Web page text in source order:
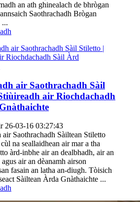
an ath ghinealach de bhrògan
Saothrachadh Brògan
...
air Saothrachadh Sàil
air Riochdachadh
26-03-16 03:27:43
air Saothrachadh Sàiltean Stiletto
na seallaidhean air mar a tha
àrd-inbhe air an dealbhadh, air an
air an dèanamh airson
fasain an latha an-diugh. Tòisich
Sàiltean Àrda Gnàthaichte ...